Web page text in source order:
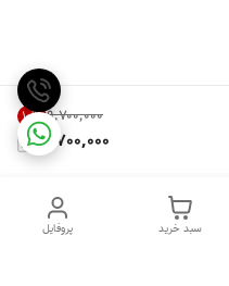
۹٬۷۰۰٬۰۰۰ 10%
8,700,000
پروفایل سبد خرید